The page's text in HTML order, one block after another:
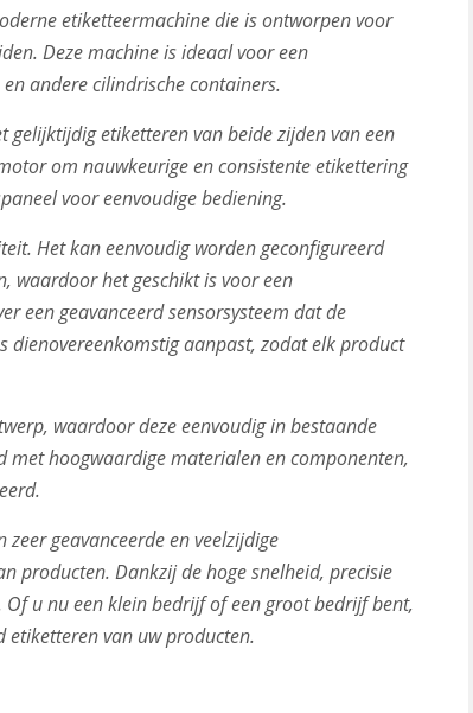
etiketteermachine die is ontworpen voor
Deze machine is ideaal voor een
andere cilindrische containers.
etiketteren van beide zijden van een
om nauwkeurige en consistente etikettering
voor eenvoudige bediening.
Het kan eenvoudig worden geconfigureerd
waardoor het geschikt is voor een
een geavanceerd sensorsysteem dat de
dienovereenkomstig aanpast, zodat elk product
waardoor deze eenvoudig in bestaande
hoogwaardige materialen en componenten,
geavanceerde en veelzijdige
producten. Dankzij de hoge snelheid, precisie
u nu een klein bedrijf of een groot bedrijf bent,
van uw producten.